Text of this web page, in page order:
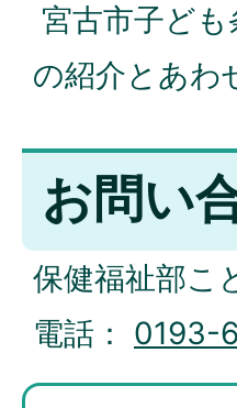
宮古市子ど
の紹介とあわ
お問い
保健福祉部こ
電話： 0193-